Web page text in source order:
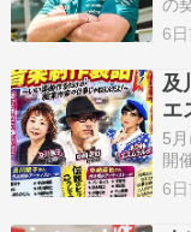
の
お
年
て
6
及
エ
ー
5
開
町
6